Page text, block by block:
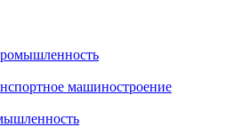
машиностроение